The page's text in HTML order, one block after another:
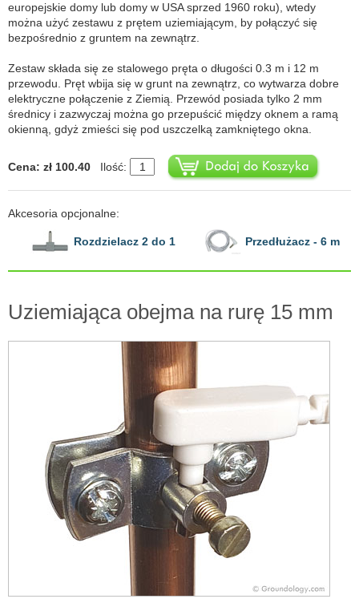
europejskie domy lub domy w USA sprzed 1960 roku), wtedy
można użyć zestawu z prętem uziemiającym, by połączyć się
bezpośrednio z gruntem na zewnątrz.
Zestaw składa się ze stalowego pręta o długości 0.3 m i 12 m
przewodu. Pręt wbija się w grunt na zewnątrz, co wytwarza dobre
elektryczne połączenie z Ziemią. Przewód posiada tylko 2 mm
średnicy i zazwyczaj można go przepuścić między oknem a ramą
okienną, gdyż zmieści się pod uszczelką zamkniętego okna.
Cena: zł 100.40 Ilość:
Akcesoria opcjonalne:
Rozdzielacz 2 do 1 Przedłużacz - 6 m
Uziemiająca obejma na rurę 15 mm